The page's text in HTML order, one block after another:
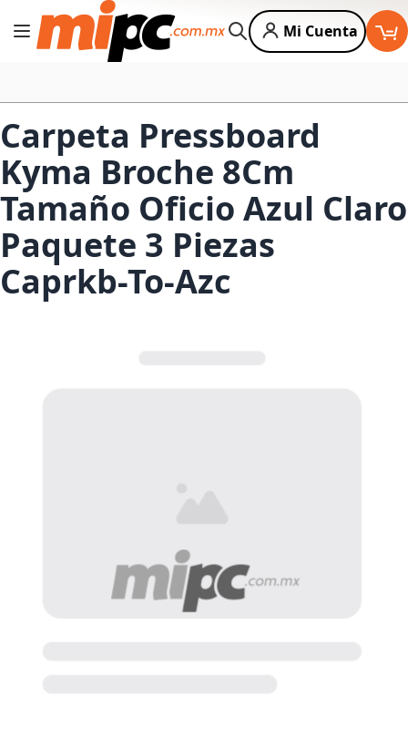
Cambiar Nav
Buscar
Mi Cuenta
Carpeta Pressboard
Kyma Broche 8Cm
Tamaño Oficio Azul Claro
Paquete 3 Piezas
Caprkb-To-Azc